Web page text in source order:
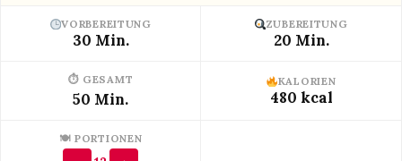
VORBEREITUNG
30 Min.
ZUBEREITUNG
20 Min.
⏱ GESAMT
50 Min.
KALORIEN
480 kcal
🍽 PORTIONEN